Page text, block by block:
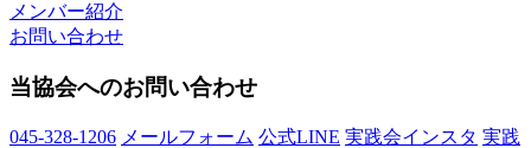
メンバー紹介
お問い合わせ
当協会へのお問い合わせ
045-328-1206 メールフォーム 公式LINE 実践会インスタ 実践